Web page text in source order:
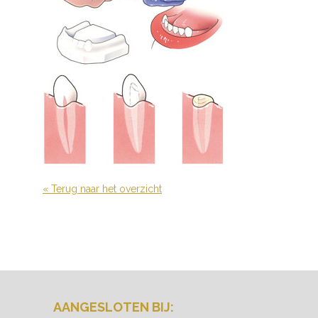
« Terug naar het overzicht
AANGESLOTEN BIJ: